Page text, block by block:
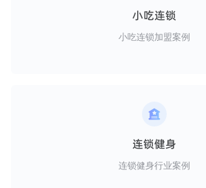
小吃连锁
小吃连锁加盟案例
连锁健身
连锁健身行业案例